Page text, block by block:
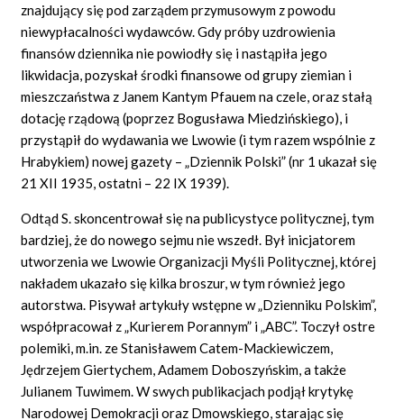
znajdujący się pod zarządem przymusowym z powodu
niewypłacalności wydawców. Gdy próby uzdrowienia
finansów dziennika nie powiodły się i nastąpiła jego
likwidacja, pozyskał środki finansowe od grupy ziemian i
mieszczaństwa z Janem Kantym Pfauem na czele, oraz stałą
dotację rządową (poprzez Bogusława Miedzińskiego), i
przystąpił do wydawania we Lwowie (i tym razem wspólnie z
Hrabykiem) nowej gazety – „Dziennik Polski” (nr 1 ukazał się
21 XII 1935, ostatni – 22 IX 1939).
Odtąd S. skoncentrował się na publicystyce politycznej, tym
bardziej, że do nowego sejmu nie wszedł. Był inicjatorem
utworzenia we Lwowie Organizacji Myśli Politycznej, której
nakładem ukazało się kilka broszur, w tym również jego
autorstwa. Pisywał artykuły wstępne w „Dzienniku Polskim”,
współpracował z „Kurierem Porannym” i „ABC”. Toczył ostre
polemiki, m.in. ze Stanisławem Catem-Mackiewiczem,
Jędrzejem Giertychem, Adamem Doboszyńskim, a także
Julianem Tuwimem. W swych publikacjach podjął krytykę
Narodowej Demokracji oraz Dmowskiego, starając się